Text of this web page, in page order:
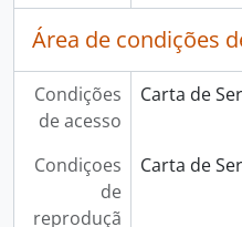
Área de condições
Condições
de acesso
Carta de
Condiçoes
de
reproduçã
Carta de